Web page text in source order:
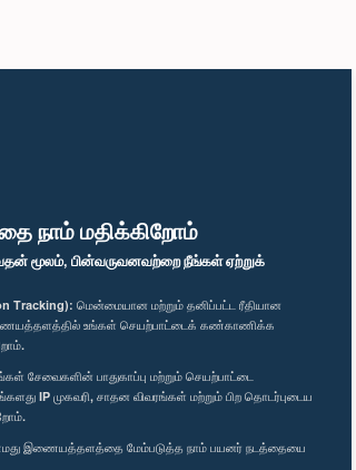
நாம் மதிக்கிறோம்
மூலம், பின்வருவனவற்றை நீங்கள் ஏற்றுக்
Tracking): மென்மையான மற்றும் தனிப்பட்ட ரீதியான
உங்கள் செயற்பாட்டைக் கண்காணிக்க
சேவைகளின் பாதுகாப்பு மற்றும் செயற்பாட்டை
IP முகவரி, சாதன விவரங்கள் மற்றும் பிற தொடர்புடைய
இணையத்தளத்தை மேம்படுத்த நாம் பயனர் நடத்தையை